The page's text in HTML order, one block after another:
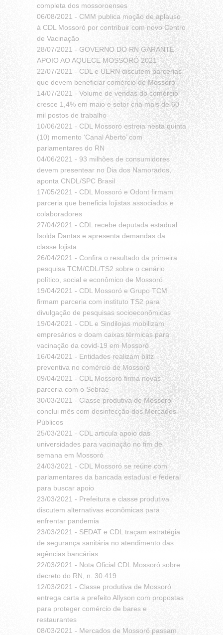
completa dos mossoroenses
06/08/2021 -CMM publica moção de aplauso
à CDL Mossoró por contribuir com novo Centro
de Vacinação
28/07/2021 -GOVERNO DO RN GARANTE
APOIO AO AQUECE MOSSORÓ 2021
22/07/2021 -CDL e UERN discutem parcerias
que devem beneficiar comércio de Mossoró
14/07/2021 -Volume de vendas do comércio
cresce 1,4% em maio e setor cria mais de 60
mil postos de trabalho
10/06/2021 -CDL Mossoró estreia nesta quinta
(10) momento ‘Canal Aberto’ com
parlamentares do RN
04/06/2021 -93 milhões de consumidores
devem presentear no Dia dos Namorados,
aponta CNDL/SPC Brasil
17/05/2021 -CDL Mossoró e Odont firmam
parceria que beneficia lojistas associados e
colaboradores
27/04/2021 -CDL recebe deputada estadual
Isolda Dantas e apresenta demandas da
classe lojista
26/04/2021 -Confira o resultado da primeira
pesquisa TCM/CDL/TS2 sobre o cenário
político, social e econômico de Mossoró
19/04/2021 -CDL Mossoró e Grupo TCM
firmam parceria com instituto TS2 para
divulgação de pesquisas socioeconômicas
19/04/2021 -CDL e Sindilojas mobilizam
empresários e doam caixas térmicas para
vacinação da covid-19 em Mossoró
16/04/2021 -Entidades realizam blitz
preventiva no comércio de Mossoró
09/04/2021 -CDL Mossoró firma novas
parceria com o Sebrae
30/03/2021 -Classe produtiva de Mossoró
conclui mês com desinfecção dos Mercados
Públicos
25/03/2021 -CDL articula apoio das
universidades para vacinação no fim de
semana em Mossoró
24/03/2021 -CDL Mossoró se reúne com
parlamentares da bancada estadual e federal
para buscar apoio
23/03/2021 -Prefeitura e classe produtiva
discutem alternativas econômicas para
enfrentar pandemia
23/03/2021 -SEDAT e CDL traçam estratégia
de segurança sanitária no atendimento das
agências bancárias
22/03/2021 -Nota Oficial CDL Mossoró sobre
decreto do RN, n. 30.419
12/03/2021 -Classe produtiva de Mossoró
entrega carta a prefeito Allyson com propostas
para proteger comércio de bares e
restaurantes
08/03/2021 -Mercados de Mossoró passam